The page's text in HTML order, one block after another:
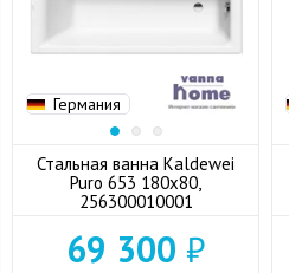
Германия
Стальная ванна Kaldewei
Puro 653 180x80,
256300010001
69 300 ₽